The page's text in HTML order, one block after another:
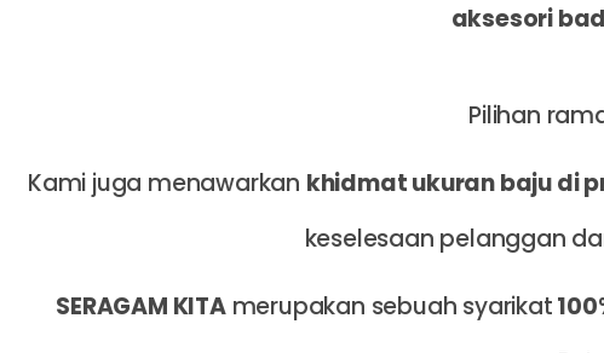
aksesori
Pilihan
Kami juga menawarkan khidmat ukuran baju di
keselesaan pelanggan
SERAGAM KITAmerupakan sebuah syarikat